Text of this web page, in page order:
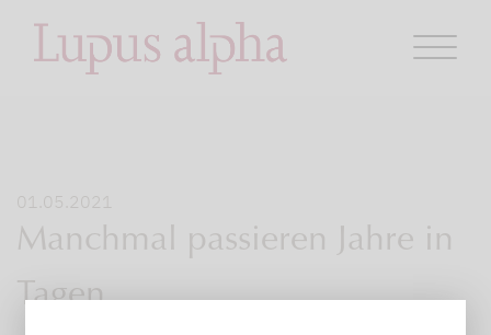
01.05.2021
Manchmal passieren Jahre in
Tagen